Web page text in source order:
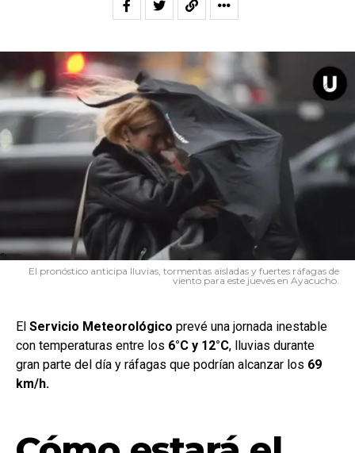
El pronóstico anticipa lluvias, tormentas aisladas y fuertes ráfagas de
viento para este jueves en Ayacucho.
El Servicio Meteorológico prevé una jornada inestable
con temperaturas entre los 6°C y 12°C, lluvias durante
gran parte del día y ráfagas que podrían alcanzar los 69
km/h.